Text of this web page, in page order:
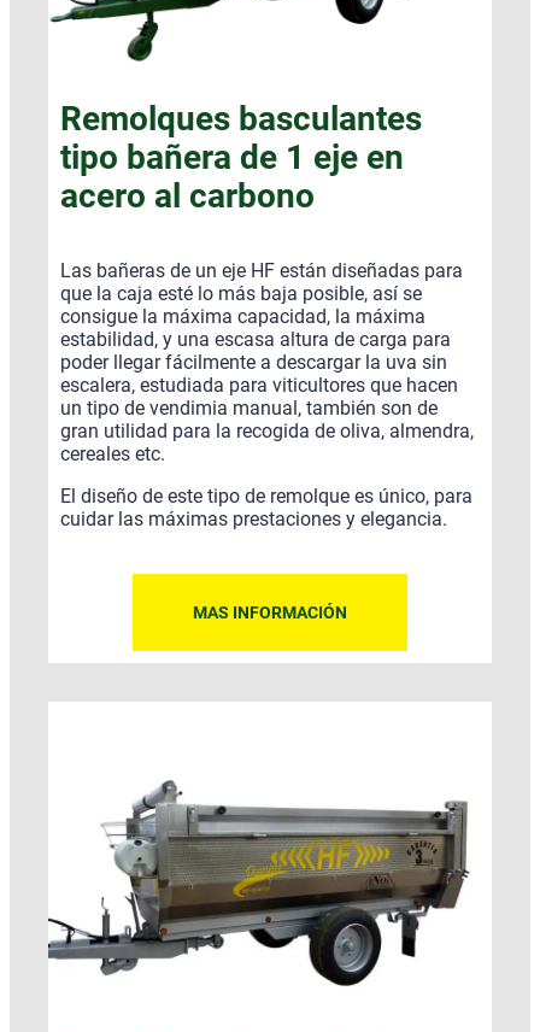
Remolques basculantes
tipo bañera de 1 eje en
acero al carbono
Las bañeras de un eje HF están diseñadas para
que la caja esté lo más baja posible, así se
consigue la máxima capacidad, la máxima
estabilidad, y una escasa altura de carga para
poder llegar fácilmente a descargar la uva sin
escalera, estudiada para viticultores que hacen
un tipo de vendimia manual, también son de
gran utilidad para la recogida de oliva, almendra,
cereales etc.
El diseño de este tipo de remolque es único, para
cuidar las máximas prestaciones y elegancia.
MAS INFORMACIÓN